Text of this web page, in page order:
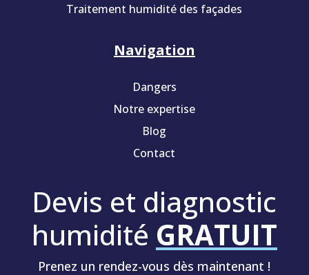
Traitement humidité des façades
Navigation
Dangers
Notre expertise
Blog
Contact
Devis et diagnostic
humidité GRATUIT
Prenez un rendez-vous dès maintenant !